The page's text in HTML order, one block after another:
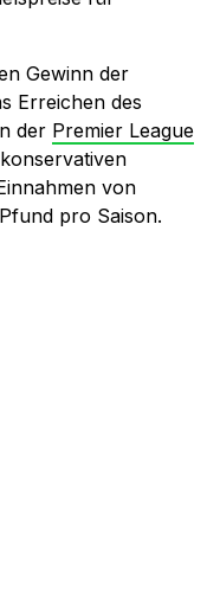
Gewinn der
Erreichen des
der Premier League
von
pro Saison.